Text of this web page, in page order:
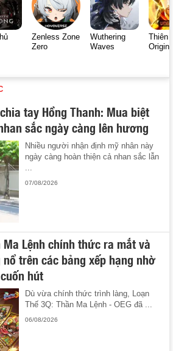
Zenless Zone
Zero
Wuthering
Waves
Thiên
Origin
tay Hồng Thanh: Mua biệt
sắc ngày càng lên hương
Nhiều người nhận định mỹ nhân này
ngày càng hoàn thiện cả nhan sắc lẫn
...
07/08/2026
Ma Lệnh chính thức ra mắt và
trên các bảng xếp hạng nhờ
hút
Dù vừa chính thức trình làng, Loạn
Thế 3Q: Thần Ma Lệnh - OEG đã ...
06/08/2026